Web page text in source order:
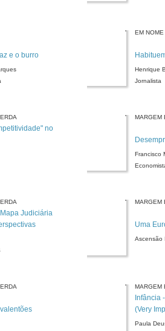
e o burro
EM
Henrique
Jornalista
no
MARGEM
Francisco
Judiciária
MARGEM
Uma
Ascensão
MARGEM
Infância
(Very
Society
Paula